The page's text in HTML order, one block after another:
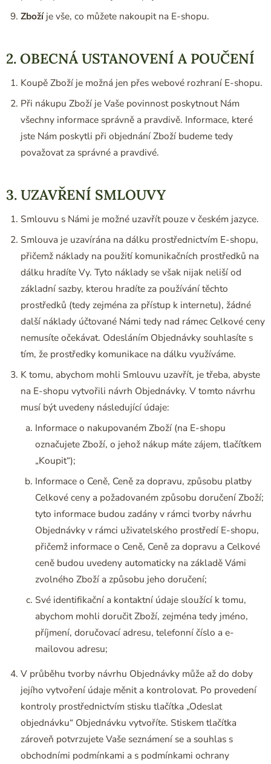
Zbožíje vše, co můžete nakoupit na E-shopu.
2. OBECNÁ USTANOVENÍ A POUČENÍ
Koupě Zboží je možná jen přes webové rozhraní E-shopu.
Při nákupu Zboží je Vaše povinnost poskytnout Nám
všechny informace správně a pravdivě. Informace, které
jste Nám poskytli při objednání Zboží budeme tedy
považovat za správné a pravdivé.
3. UZAVŘENÍ SMLOUVY
Smlouvu s Námi je možné uzavřít pouze v českém jazyce.
Smlouva je uzavírána na dálku prostřednictvím E-shopu,
přičemž náklady na použití komunikačních prostředků na
dálku hradíte Vy. Tyto náklady se však nijak neliší od
základní sazby, kterou hradíte za používání těchto
prostředků (tedy zejména za přístup k internetu), žádné
další náklady účtované Námi tedy nad rámec Celkové ceny
nemusíte očekávat. Odesláním Objednávky souhlasíte s
tím, že prostředky komunikace na dálku využíváme.
K tomu, abychom mohli Smlouvu uzavřít, je třeba, abyste
na E-shopu vytvořili návrh Objednávky. V tomto návrhu
musí být uvedeny následující údaje:
Informace o nakupovaném Zboží (na E-shopu
označujete Zboží, o jehož nákup máte zájem, tlačítkem
„Koupit“);
Informace o Ceně, Ceně za dopravu, způsobu platby
Celkové ceny a požadovaném způsobu doručení Zboží;
tyto informace budou zadány v rámci tvorby návrhu
Objednávky v rámci uživatelského prostředí E-shopu,
přičemž informace o Ceně, Ceně za dopravu a Celkové
ceně budou uvedeny automaticky na základě Vámi
zvolného Zboží a způsobu jeho doručení;
Své identifikační a kontaktní údaje sloužící k tomu,
abychom mohli doručit Zboží, zejména tedy jméno,
příjmení, doručovací adresu, telefonní číslo a e-
mailovou adresu;
V průběhu tvorby návrhu Objednávky může až do doby
jejího vytvoření údaje měnit a kontrolovat. Po provedení
kontroly prostřednictvím stisku tlačítka „Odeslat
objednávku“ Objednávku vytvoříte. Stiskem tlačítka
zároveň potvrzujete Vaše seznámení se a souhlas s
obchodními podmínkami a s podmínkami ochrany